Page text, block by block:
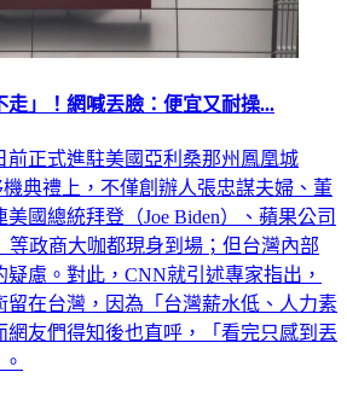
走」！網喊丟臉：便宜又耐操...
前正式進駐美國亞利桑那州鳳凰城
機典禮上，不僅創辦人張忠謀夫婦、董
國總統拜登（Joe Biden）、蘋果公司
等政商大咖都現身到場；但台灣內部
慮。對此，CNN就引述專家指出，
留在台灣，因為「台灣薪水低、人力素
網友們得知後也直呼，「看完只感到丟